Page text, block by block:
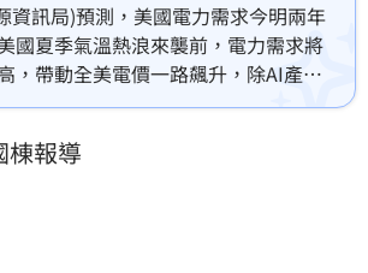
資訊局)預測，美國電力需求今明兩年
國夏季氣溫熱浪來襲前，電力需求將
，帶動全美電價一路飆升，除AI產業
與企業更支撐美國電價攀高，吸引今
棟報導